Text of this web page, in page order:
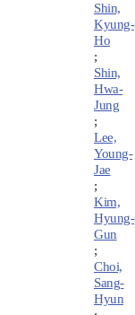
Shin,
Kyung-
Ho
;
Shin,
Hwa-
Jung
;
Lee,
Young-
Jae
;
Kim,
Hyung-
Gun
;
Choi,
Sang-
Hyun